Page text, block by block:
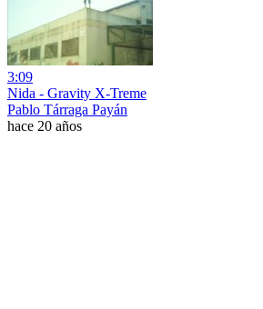
3:09
Nida - Gravity X-Treme
Pablo Tárraga Payán
hace 20 años